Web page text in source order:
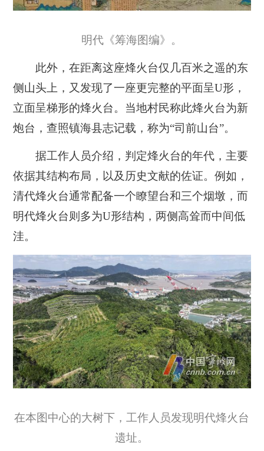
明代《筹海图编》。
此外，在距离这座烽火台仅几百米之遥的东
侧山头上，又发现了一座更完整的平面呈U形，
立面呈梯形的烽火台。当地村民称此烽火台为新
炮台，查照镇海县志记载，称为“司前山台”。
据工作人员介绍，判定烽火台的年代，主要
依据其结构布局，以及历史文献的佐证。例如，
清代烽火台通常配备一个瞭望台和三个烟墩，而
明代烽火台则多为U形结构，两侧高耸而中间低
洼。
在本图中心的大树下，工作人员发现明代烽火台
遗址。